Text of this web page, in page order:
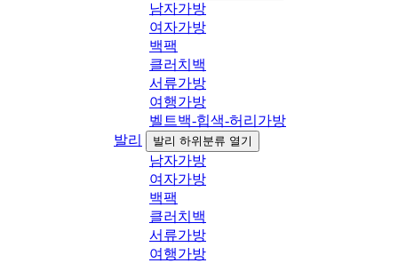
남자가방
여자가방
백팩
클러치백
서류가방
여행가방
벨트백-힙색-허리가방
발리
발리 하위분류 열기
남자가방
여자가방
백팩
클러치백
서류가방
여행가방